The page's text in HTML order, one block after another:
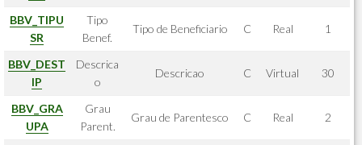
BBV_TIPU
SR
Tipo
Benef.
Tipo de Beneficiario C Real 1
BBV_DEST
IP
Descrica
o
Descricao C Virtual 30
BBV_GRA
UPA
Grau
Parent.
Grau de Parentesco C Real 2